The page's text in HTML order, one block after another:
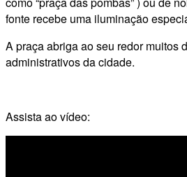
fonte recebe uma iluminação
A praça abriga ao seu redor muitos
administrativos da cidade.
Assista ao vídeo: